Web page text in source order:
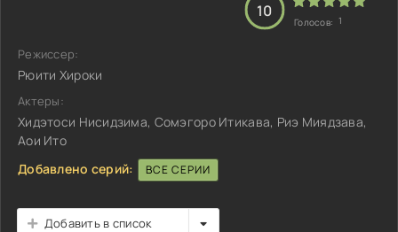
10
Голосов: 1
Режиссер:
Рюити Хироки
Актеры:
Хидэтоси Нисидзима, Сомэгоро Итикава, Риэ Миядзава,
Аои Ито
Добавлено серий:
ВСЕ СЕРИИ
Добавить в список